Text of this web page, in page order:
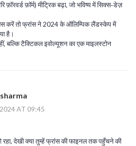
फ़ॉर्म) मीट्रिक बढ़ा, जो भविष्य में सिक्स‑डेज़
करें तो फ्रांस ने 2024 के ऑलिम्पिक लैंडस्केप में
है।
बल्कि टैक्टिकल इवोल्यूशन का एक माइलस्टोन
AT 09:45
रहा, देखी क्या तुम्हें फ्रांस की फाइनल तक पहुँचने की